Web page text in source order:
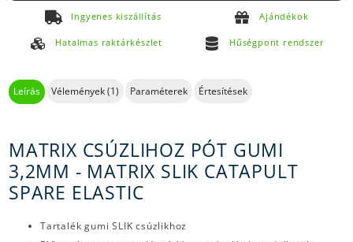
Ingyenes kiszállítás Ajándékok
Hatalmas raktárkészlet Hűségpont rendszer
Leírás Vélemények (1) Paraméterek Értesítések
MATRIX CSÚZLIHOZ PÓT GUMI
3,2MM - MATRIX SLIK CATAPULT
SPARE ELASTIC
Tartalék gumi SLIK csúzlikhoz